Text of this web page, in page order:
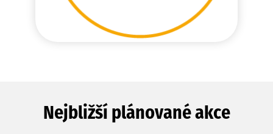
Nejbližší plánované akce